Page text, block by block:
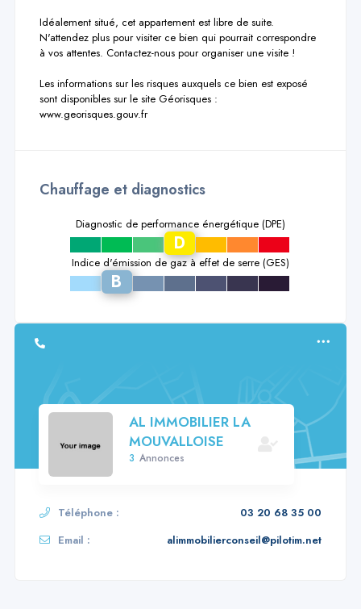
Idéalement situé, cet appartement est libre de suite.
N'attendez plus pour visiter ce bien qui pourrait correspondre
à vos attentes. Contactez-nous pour organiser une visite !
Les informations sur les risques auxquels ce bien est exposé
sont disponibles sur le site Géorisques :
www.georisques.gouv.fr
Chauffage et diagnostics
Diagnostic de performance énergétique (DPE)
D
Indice d'émission de gaz à effet de serre (GES)
B
AL IMMOBILIER LA
MOUVALLOISE
3 Annonces
Téléphone :
03 20 68 35 00
Email :
alimmobilierconseil@pilotim.net